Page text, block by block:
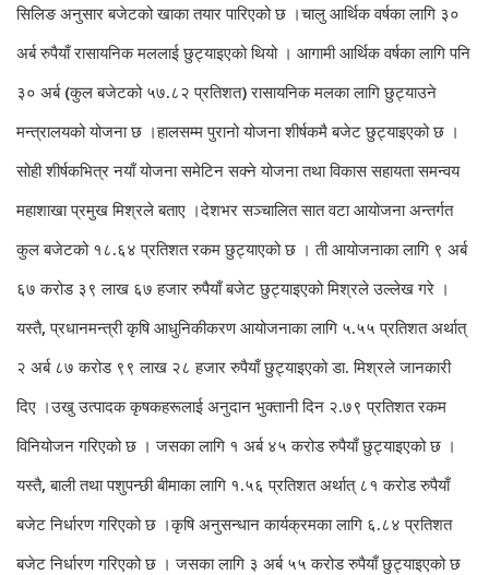
सिलिङ अनुसार बजेटको खाका तयार पारिएको छ ।चालु आर्थिक वर्षका लागि ३०
अर्ब रुपैयाँ रासायनिक मललाई छुट्याइएको थियो । आगामी आर्थिक वर्षका लागि पनि
३० अर्ब (कुल बजेटको ५७.८२ प्रतिशत) रासायनिक मलका लागि छुट्याउने
मन्त्रालयको योजना छ ।हालसम्म पुरानो योजना शीर्षकमै बजेट छुट्याइएको छ ।
सोही शीर्षकभित्र नयाँ योजना समेटिन सक्ने योजना तथा विकास सहायता समन्वय
महाशाखा प्रमुख मिश्रले बताए ।देशभर सञ्चालित सात वटा आयोजना अन्तर्गत
कुल बजेटको १८.६४ प्रतिशत रकम छुट्याएको छ । ती आयोजनाका लागि ९ अर्ब
६७ करोड ३९ लाख ६७ हजार रुपैयाँ बजेट छुट्याइएको मिश्रले उल्लेख गरे ।
यस्तै, प्रधानमन्त्री कृषि आधुनिकीकरण आयोजनाका लागि ५.५५ प्रतिशत अर्थात्
२ अर्ब ८७ करोड ९९ लाख २८ हजार रुपैयाँ छुट्याइएको डा. मिश्रले जानकारी
दिए ।उखु उत्पादक कृषकहरूलाई अनुदान भुक्तानी दिन २.७९ प्रतिशत रकम
विनियोजन गरिएको छ । जसका लागि १ अर्ब ४५ करोड रुपैयाँ छुट्याइएको छ ।
यस्तै, बाली तथा पशुपन्छी बीमाका लागि १.५६ प्रतिशत अर्थात् ८१ करोड रुपैयाँ
बजेट निर्धारण गरिएको छ ।कृषि अनुसन्धान कार्यक्रमका लागि ६.८४ प्रतिशत
बजेट निर्धारण गरिएको छ । जसका लागि ३ अर्ब ५५ करोड रुपैयाँ छुट्याइएको छ